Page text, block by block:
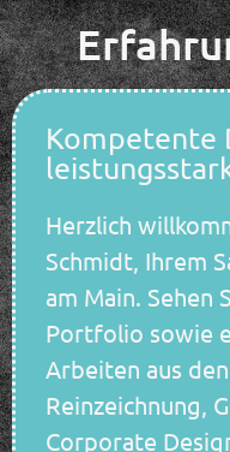
Kompetente
Herzlich
Schmidt, Ihrem
am Main. Sehen
Portfolio sowie
Arbeiten aus
Reinzeichnung,
Corporate